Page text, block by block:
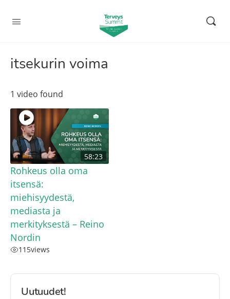
itsekurin voima
1 video found
58:23
Rohkeus olla oma
itsensä:
miehisyydestä,
mediasta ja
merkityksestä – Reino
Nordin
115views
Uutuudet!